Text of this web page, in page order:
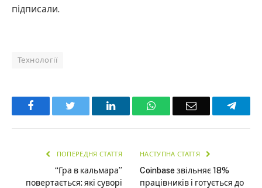
підписали.
Технології
Facebook LinkedInWhatsAppEmail
ПОПЕРЕДНЯ СТАТТЯ
“Гра в кальмара”
повертається: які суворі
НАСТУПНА СТАТТЯ
Coinbase звільняє 18%
працівників і готується до